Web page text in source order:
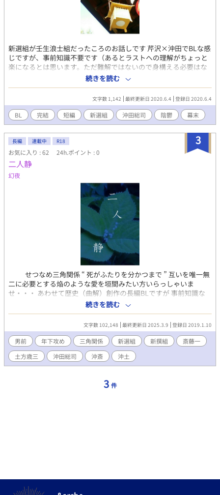
新選組が壬生浪士組だったころのお話しです 芹沢×沖田でBLな感
じですが、事前知識不要です（あるとラストへの理解がちょっと
楽になるとは思います。ただ難解ではないので身構える必要はな
いです） イチャラブ系というより陰鬱系です。 初めての投稿です
のでとっても短いですし、語彙力ないですが暖かい目で読んでい
続きを読む
文字数 1,142 最終更新日 2020.6.4 登録日 2020.6.4
BL 完結 短編 新選組 沖田総司 陰鬱 幕末
3
長編 連載中 R18
お気に入り : 62 24h.ポイント : 0
二人静
幻夜
せつなめ三角関係 “ 死がふたりを分かつまで ” 互いを唯一無
二に必要とする焔のような愛を垣間みたい方いらっしゃいま
せ・・・ あわせて歴史（曲解）創作の長編BLですが 事前知識な
しで もちろんだいじょぶです 必要なときはその時々で補足をいれ
てまいります そして武闘集団『新選組』の面々なだけに 受けも攻
めも男前です 江戸時代の（現代ではまだまだ足りない）男色にた
いする積極的な価値観、 こと武家社会においては男色こそ自由恋
愛の場であったことに触発された、 新選組の男前達をこよなく愛
する作者による、偏愛に満ちあふれた“創作” ですので、 彼らの関
係性は史実とは一切無関係でございます。その点を何卒お留め置
きくださいませ。 同僚 × 同僚 （メインCP 沖田×斎藤） ☆親友未
ひたすら振り回される受け（でも強気・・） ＆ 年下 × 兄貴分/
長（２３） 当時は火の見櫓状態な五尺九寸（約一七八） 色黒で眼
光鋭く肩の張り上がった筋骨型 斎藤一・・・新選組三番隊組長
続きを読む
文字数 102,148 最終更新日 2025.3.9 登録日 2019.1.10
男前 年下攻め 三角関係 新選組 新撰組
斎藤一
土方歳三
沖田総司 沖斎 沖土
3 件